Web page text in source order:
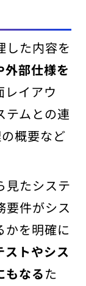
した内容を
外部仕様を
レイアウ
テムとの連
概要など
見たシステ
要件がシス
かを明確に
ストやシス
もなるた